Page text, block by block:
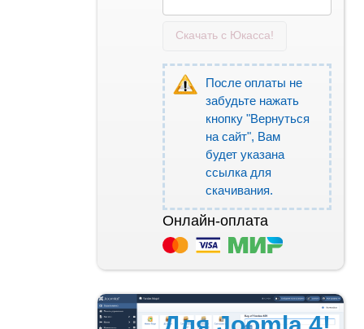
Скачать с Юкасса!
После оплаты не
забудьте нажать
кнопку "Вернуться
на сайт", Вам
будет указана
ссылка для
скачивания.
Онлайн-оплата